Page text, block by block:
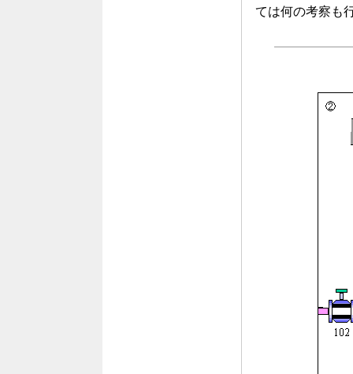
ては何の考察も